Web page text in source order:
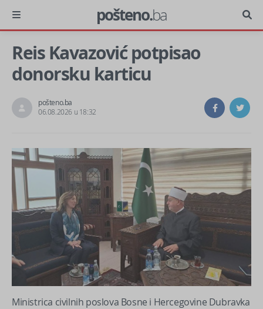
pošteno.ba
Reis Kavazović potpisao
donorsku karticu
pošteno.ba
06.08.2026 u 18:32
Ministrica civilnih poslova Bosne i Hercegovine Dubravka